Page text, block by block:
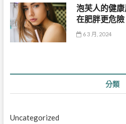
泡芙人的健
在肥胖更危險
6 3 月, 2024
分類
Uncategorized